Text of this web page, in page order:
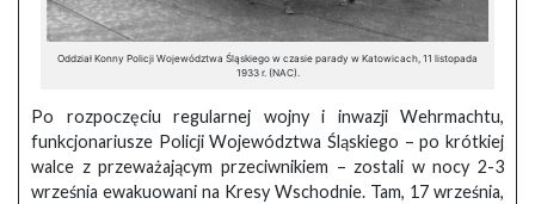
Oddział Konny Policji Województwa Śląskiego w czasie parady w Katowicach, 11 listopada
1933 r. (NAC).
Po rozpoczęciu regularnej wojny i inwazji Wehrmachtu,
funkcjonariusze Policji Województwa Śląskiego – po krótkiej
walce z przeważającym przeciwnikiem – zostali w nocy 2-3
września ewakuowani na Kresy Wschodnie. Tam, 17 września,